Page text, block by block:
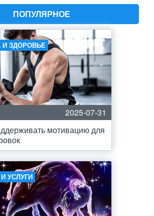
ПОПУЛЯРНОЕ
И ЗДОРОВЬЕ
2025-07-31
мотивацию для
УСЛУГИ